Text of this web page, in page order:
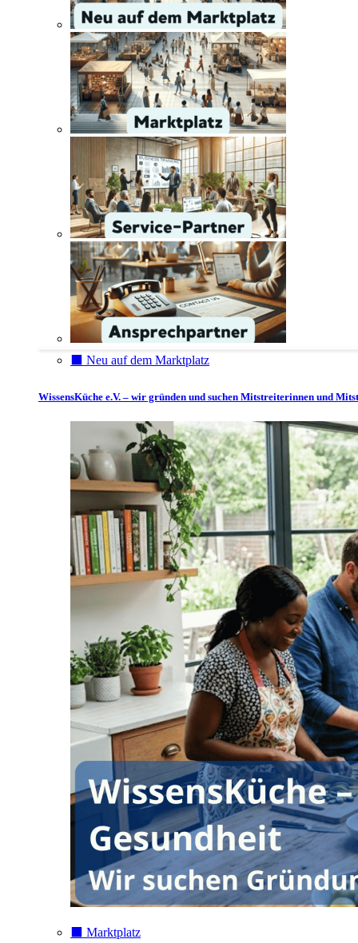
⬛️ Neu auf dem Marktplatz
WissensKüche e.V. – wir gründen und suchen Mitstreiterinnen und
⬛️ Marktplatz